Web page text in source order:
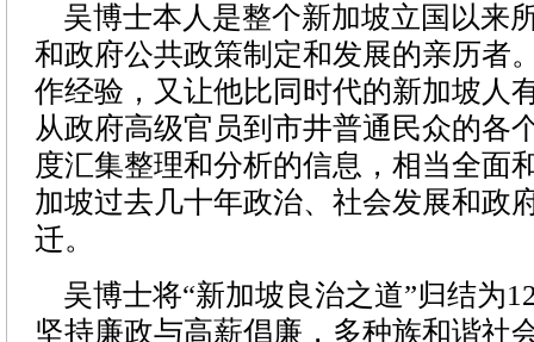
吴博士本人是整个新加坡立国以来
和政府公共政策制定和发展的亲历者
作经验，又让他比同时代的新加坡人
从政府高级官员到市井普通民众的各
度汇集整理和分析的信息，相当全面
加坡过去几十年政治、社会发展和政
迁。
吴博士将“新加坡良治之道”归结为
坚持廉政与高薪倡廉，多种族和谐社